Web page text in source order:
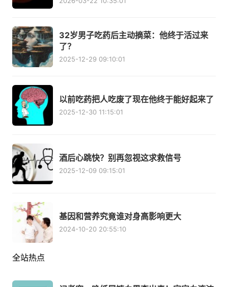
32岁男子吃药后主动摘菜：他终于活过来
了？
2025-12-29 09:10:01
以前吃药把人吃废了现在他终于能好起来了
2025-12-30 11:15:01
酒后心跳快？别再忽视这求救信号
2025-12-09 09:15:01
基因和营养究竟谁对身高影响更大
2024-10-20 20:55:10
全站热点